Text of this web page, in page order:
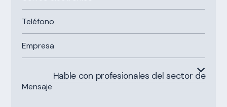
Hable con profesionales del sector de